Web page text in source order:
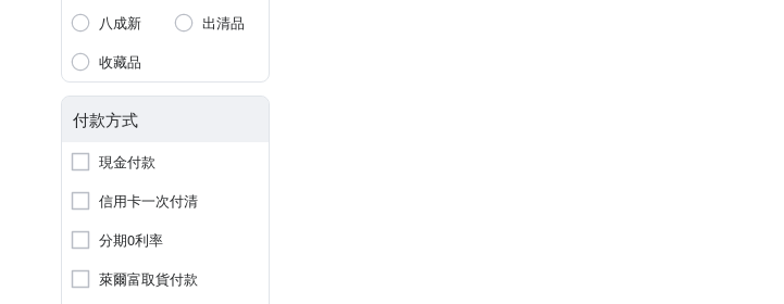
八成新
出清品
收藏品
付款方式
現金付款
信用卡一次付清
分期0利率
萊爾富取貨付款